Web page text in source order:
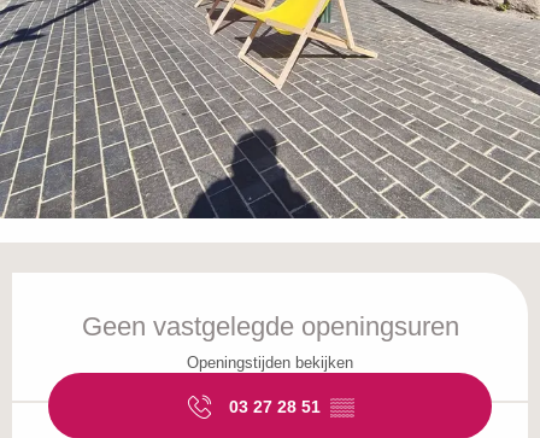
Geen vastgelegde openingsuren
Openingstijden bekijken
03 27 28 51 ▒▒